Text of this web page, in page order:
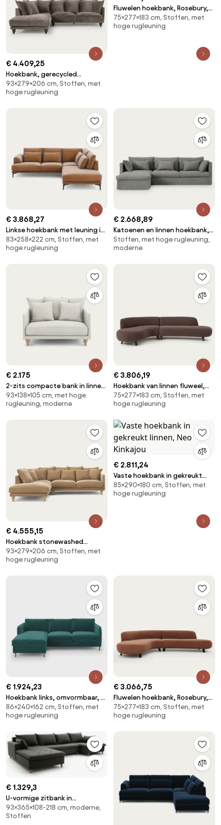
€ 4.409,25
Hoekbank, gerecycled
polyester, Lazare
93×279×206 cm, Stoffen, met
hoge rugleuning
Fluwelen hoekbank, Rosebury,
ontwerp Emmanuel Gallina
75×277×183 cm, Stoffen, met
hoge rugleuning
€ 3.868,27
Linkse hoekbank met leuning in
fluweel, Marsile
83×258×222 cm, Stoffen, met
hoge rugleuning
€ 2.668,89
Katoenen en linnen hoekbank,
Camille
Stoffen, met hoge rugleuning,
moderne
€ 2.175
2-zits compacte bank in linnen
fluweel, LAZARE
93×138×105 cm, met hoge
rugleuning, moderne
€ 3.806,19
Hoekbank van linnen fluweel,
Rosebury, ontwerp door
Emmanuel Gallina
75×277×183 cm, Stoffen, met
hoge rugleuning
€ 4.555,15
Hoekbank stonewashed
fluweel, Lazare
93×279×206 cm, Stoffen, met
hoge rugleuning
€ 2.811,24
Vaste hoekbank in gekreukt
linnen, Neo Kinkajou
85×290×180 cm, Stoffen, met
hoge rugleuning
€ 1.924,23
Hoekbank links, omvormbaar, 4
zits, fluweel, LOMÉO
86×240×162 cm, Stoffen, met
hoge rugleuning
€ 3.066,75
Fluwelen hoekbank, Rosebury,
ontwerp Emmanuel Gallina
75×277×183 cm, Stoffen, met
hoge rugleuning
€ 1.329,3
U-vormige zitbank in
getextureerde stof, Milare
93×365×108-218 cm, moderne,
Stoffen